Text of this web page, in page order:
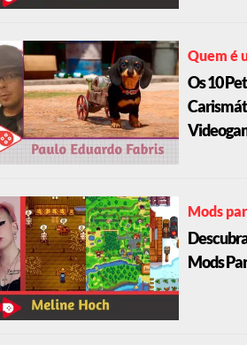
Quem é
Os 10
Mods
Mods